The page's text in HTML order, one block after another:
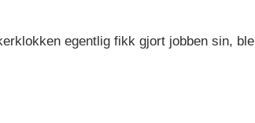
egentlig fikk gjort jobben sin, ble